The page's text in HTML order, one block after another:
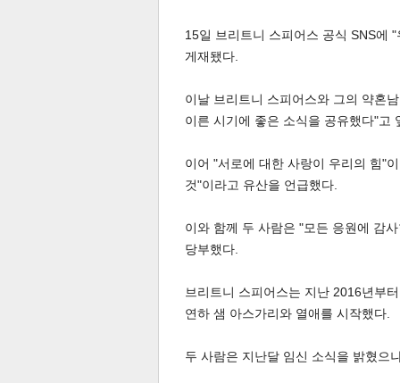
15일 브리트니 스피어스 공식 SNS에
게재됐다.
이날 브리트니 스피어스와 그의 약혼
이른 시기에 좋은 소식을 공유했다"고
이어 "서로에 대한 사랑이 우리의 힘"
것"이라고 유산을 언급했다.
이와 함께 두 사람은 "모든 응원에 감
당부했다.
브리트니 스피어스는 지난 2016년부
연하 샘 아스가리와 열애를 시작했다.
두 사람은 지난달 임신 소식을 밝혔으